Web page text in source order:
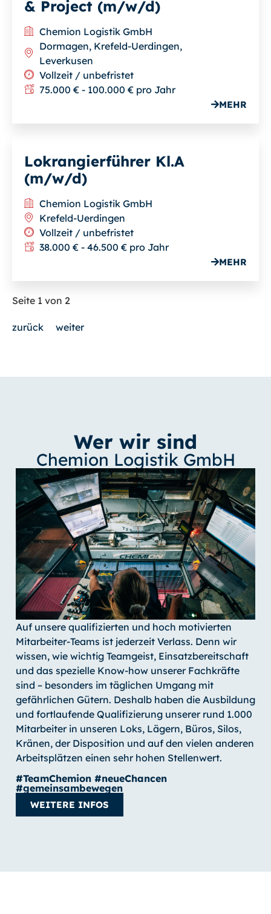
& Project (m/w/d)
Chemion Logistik GmbH
Dormagen, Krefeld-Uerdingen,
Leverkusen
Vollzeit / unbefristet
75.000 € - 100.000 € pro Jahr
MEHR
Lokrangierführer Kl.A
(m/w/d)
Chemion Logistik GmbH
Krefeld-Uerdingen
Vollzeit / unbefristet
38.000 € - 46.500 € pro Jahr
MEHR
Seite 1 von 2
weiter
zurück
Wer wir sind
Chemion Logistik GmbH
Auf unsere qualifizierten und hoch motivierten
Mitarbeiter-Teams ist jederzeit Verlass. Denn wir
wissen, wie wichtig Teamgeist, Einsatzbereitschaft
und das spezielle Know-how unserer Fachkräfte
sind – besonders im täglichen Umgang mit
gefährlichen Gütern. Deshalb haben die Ausbildung
und fortlaufende Qualifizierung unserer rund 1.000
Mitarbeiter in unseren Loks, Lägern, Büros, Silos,
Kränen, der Disposition und auf den vielen anderen
Arbeitsplätzen einen sehr hohen Stellenwert.
#TeamChemion #neueChancen
#gemeinsambewegen
WEITERE INFOS